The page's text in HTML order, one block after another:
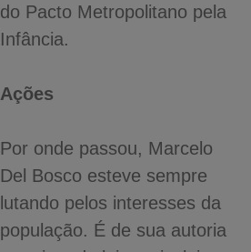
do Pacto Metropolitano pela
Infância.
Ações
Por onde passou, Marcelo
Del Bosco esteve sempre
lutando pelos interesses da
população. É de sua autoria